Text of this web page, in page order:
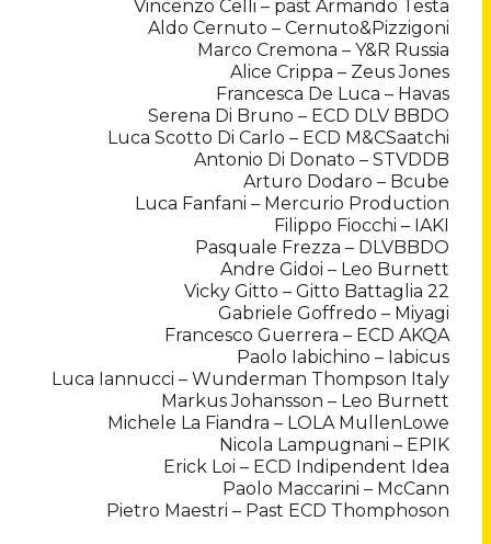
Vincenzo Celli – past Armando Testa
Aldo Cernuto – Cernuto&Pizzigoni
Marco Cremona – Y&R Russia
Alice Crippa – Zeus Jones
Francesca De Luca – Havas
Serena Di Bruno – ECD DLV BBDO
Luca Scotto Di Carlo – ECD M&CSaatchi
Antonio Di Donato – STVDDB
Arturo Dodaro – Bcube
Luca Fanfani – Mercurio Production
Filippo Fiocchi – IAKI
Pasquale Frezza – DLVBBDO
Andre Gidoi – Leo Burnett
Vicky Gitto – Gitto Battaglia 22
Gabriele Goffredo – Miyagi
Francesco Guerrera – ECD AKQA
Paolo Iabichino – Iabicus
Luca Iannucci – Wunderman Thompson Italy
Markus Johansson – Leo Burnett
Michele La Fiandra – LOLA MullenLowe
Nicola Lampugnani – EPIK
Erick Loi – ECD Indipendent Idea
Paolo Maccarini – McCann
Pietro Maestri – Past ECD Thomphoson